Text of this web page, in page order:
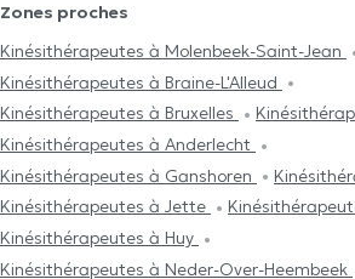
Zones proches
Kinésithérapeutes à Molenbeek-Saint-Jean
Kinésithérapeutes à Braine-L'Alleud
Kinésithérapeutes à Bruxelles
Kinésithérapeutes à Anderlecht
Kinésithérapeutes à Ganshoren
Kinésithérapeutes à Jette
Kinésithérapeutes à Huy
Kinésithérapeutes à Neder-Over-Heembeek